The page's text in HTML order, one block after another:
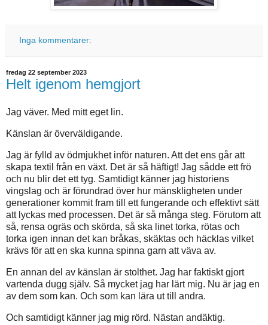
Inga kommentarer:
fredag 22 september 2023
Helt igenom hemgjort
Jag väver. Med mitt eget lin.
Känslan är överväldigande.
Jag är fylld av ödmjukhet inför naturen. Att det ens går att
skapa textil från en växt. Det är så häftigt! Jag sådde ett frö
och nu blir det ett tyg. Samtidigt känner jag historiens
vingslag och är förundrad över hur mänskligheten under
generationer kommit fram till ett fungerande och effektivt sätt
att lyckas med processen. Det är så många steg. Förutom att
så, rensa ogräs och skörda, så ska linet torka, rötas och
torka igen innan det kan bråkas, skäktas och häcklas vilket
krävs för att en ska kunna spinna garn att väva av.
En annan del av känslan är stolthet. Jag har faktiskt gjort
vartenda dugg själv. Så mycket jag har lärt mig. Nu är jag en
av dem som kan. Och som kan lära ut till andra.
Och samtidigt känner jag mig rörd. Nästan andäktig.